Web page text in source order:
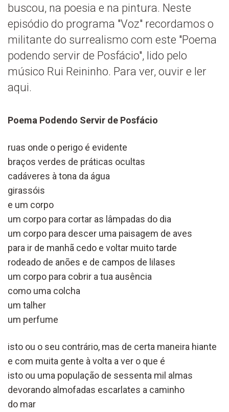
buscou, na poesia e na pintura. Neste
episódio do programa "Voz" recordamos o
militante do surrealismo com este "Poema
podendo servir de Posfácio", lido pelo
músico Rui Reininho. Para ver, ouvir e ler
aqui.
Poema Podendo Servir de Posfácio
ruas onde o perigo é evidente
braços verdes de práticas ocultas
cadáveres à tona da água
girassóis
e um corpo
um corpo para cortar as lâmpadas do dia
um corpo para descer uma paisagem de aves
para ir de manhã cedo e voltar muito tarde
rodeado de anões e de campos de lilases
um corpo para cobrir a tua ausência
como uma colcha
um talher
um perfume
isto ou o seu contrário, mas de certa maneira hiante
e com muita gente à volta a ver o que é
isto ou uma população de sessenta mil almas
devorando almofadas escarlates a caminho
do mar